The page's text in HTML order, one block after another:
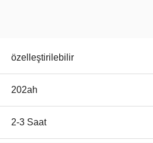
özelleştirilebilir
202ah
2-3 Saat